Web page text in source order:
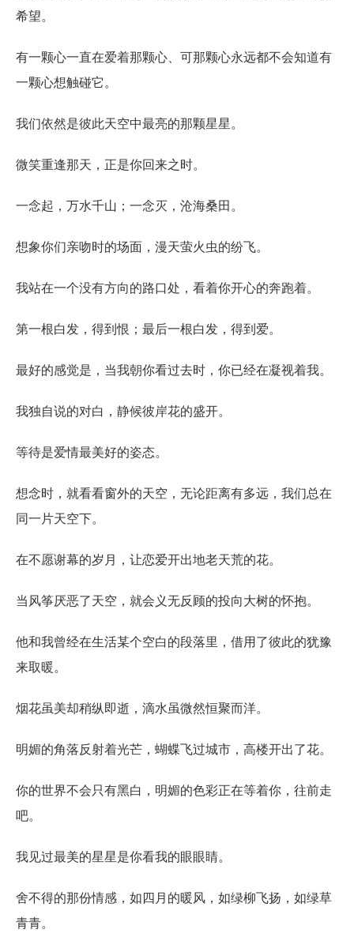
希望。
有一颗心一直在爱着那颗心、可那颗心永远都不会知道有
一颗心想触碰它。
我们依然是彼此天空中最亮的那颗星星。
微笑重逢那天，正是你回来之时。
一念起，万水千山；一念灭，沧海桑田。
想象你们亲吻时的场面，漫天萤火虫的纷飞。
我站在一个没有方向的路口处，看着你开心的奔跑着。
第一根白发，得到恨；最后一根白发，得到爱。
最好的感觉是，当我朝你看过去时，你已经在凝视着我。
我独自说的对白，静候彼岸花的盛开。
等待是爱情最美好的姿态。
想念时，就看看窗外的天空，无论距离有多远，我们总在
同一片天空下。
在不愿谢幕的岁月，让恋爱开出地老天荒的花。
当风筝厌恶了天空，就会义无反顾的投向大树的怀抱。
他和我曾经在生活某个空白的段落里，借用了彼此的犹豫
来取暖。
烟花虽美却稍纵即逝，滴水虽微然恒聚而洋。
明媚的角落反射着光芒，蝴蝶飞过城市，高楼开出了花。
你的世界不会只有黑白，明媚的色彩正在等着你，往前走
吧。
我见过最美的星星是你看我的眼眼睛。
舍不得的那份情感，如四月的暖风，如绿柳飞扬，如绿草
青青。